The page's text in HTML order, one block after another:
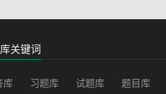
关键词
库 习题库 试题库
题目库